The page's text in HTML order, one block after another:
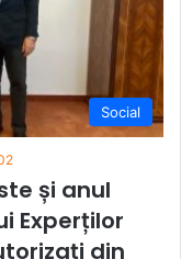
Social
și anul
Experților
din